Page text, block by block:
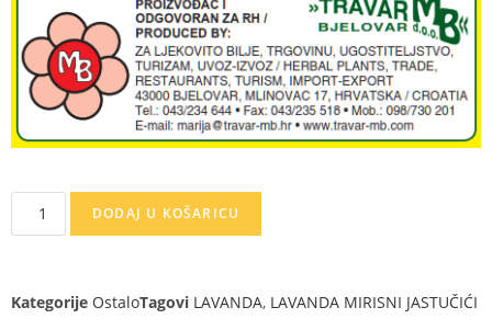
DODAJ U KOŠARICU
Kategorije OstaloTagovi LAVANDA, LAVANDA MIRISNI JASTUČIĆI